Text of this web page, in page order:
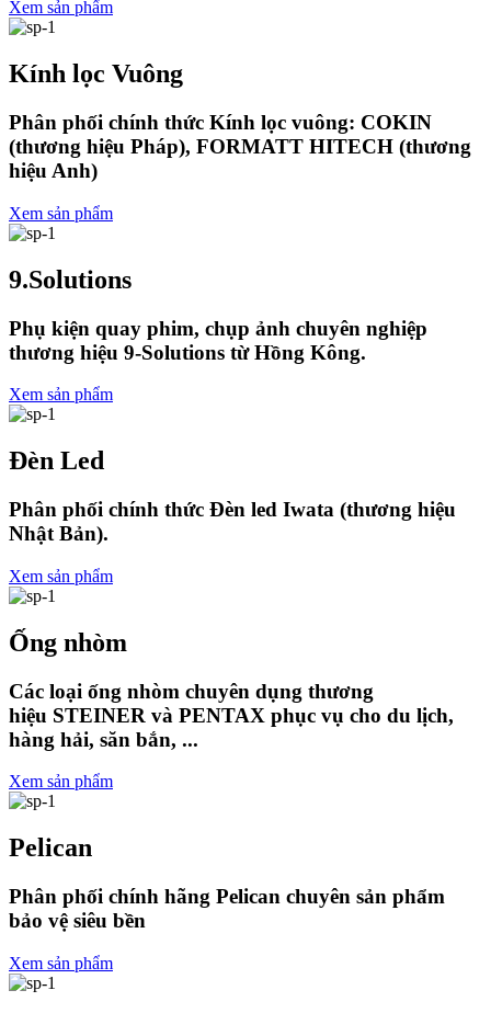
Xem sản phẩm
Kính lọc Vuông
Phân phối chính thức Kính lọc vuông: COKIN
(thương hiệu Pháp), FORMATT HITECH (thương
hiệu Anh)
Xem sản phẩm
9.Solutions
Phụ kiện quay phim, chụp ảnh chuyên nghiệp
thương hiệu 9-Solutions từ Hồng Kông.
Xem sản phẩm
Đèn Led
Phân phối chính thức Đèn led Iwata (thương hiệu
Nhật Bản).
Xem sản phẩm
Ống nhòm
Các loại ống nhòm chuyên dụng thương
hiệu STEINER và PENTAX phục vụ cho du lịch,
hàng hải, săn bắn, ...
Xem sản phẩm
Pelican
Phân phối chính hãng Pelican chuyên sản phẩm
bảo vệ siêu bền
Xem sản phẩm